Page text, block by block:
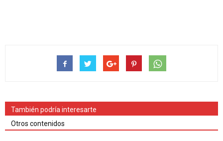
También podría interesarte
Otros contenidos